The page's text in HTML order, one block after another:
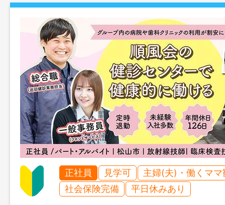
正社員 見学可
主婦(夫)・働くママ
社会保険完備
平日休みあり